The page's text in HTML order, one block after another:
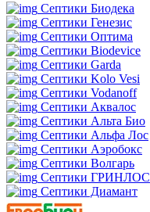
Септики Биодека
Септики Генезис
Септики Оптима
Септики Biodevice
Септики Garda
Септики Kolo Vesi
Септики Vodanoff
Септики Аквалос
Септики Альта Био
Септики Альфа Лос
Септики Аэробокс
Септики Волгарь
Септики ГРИНЛОС
Септики Диамант